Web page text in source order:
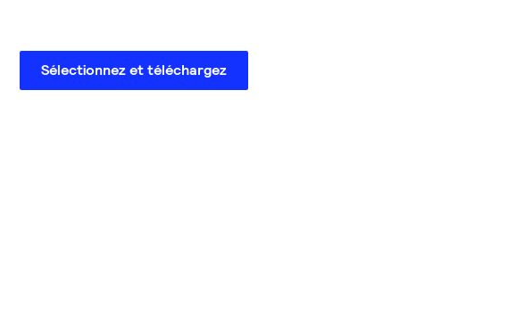
Sélectionnez et téléchargez